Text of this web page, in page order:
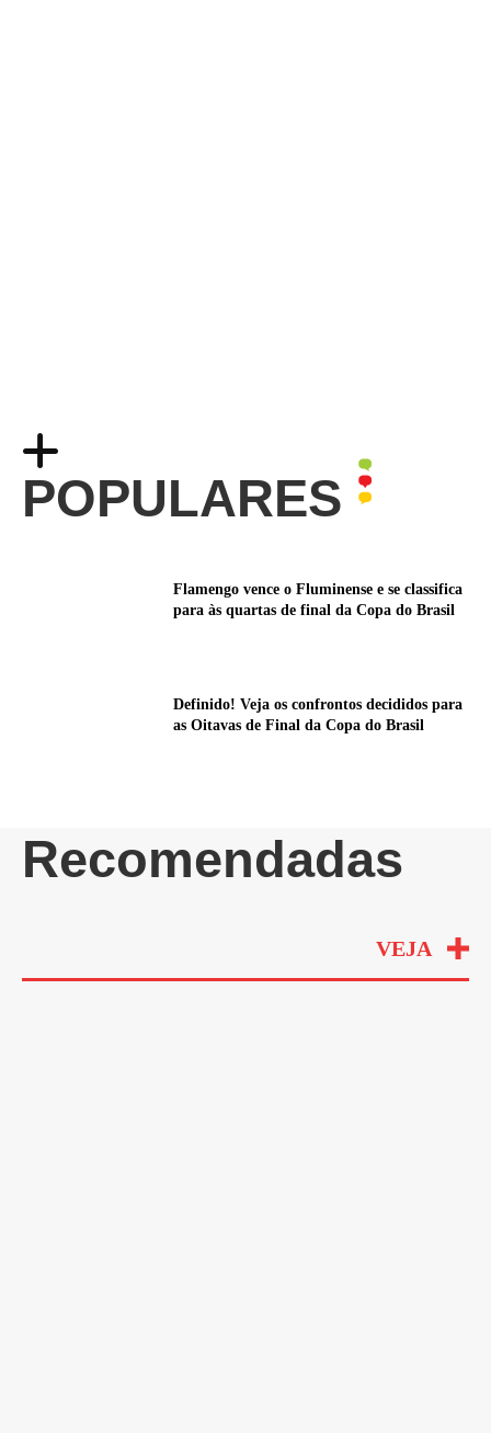
POPULARES
Flamengo vence o Fluminense e se classifica
para às quartas de final da Copa do Brasil
Definido! Veja os confrontos decididos para
as Oitavas de Final da Copa do Brasil
Recomendadas
VEJA